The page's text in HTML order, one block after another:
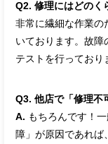
Q2. 修理にはどのく
非常に繊細な作業
いております。故障
テストを行っており
Q3. 他店で「修理不
A. もちろんです！
障」が原因であれば